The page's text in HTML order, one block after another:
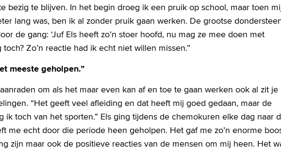
bezig te blijven. In het begin droeg ik een pruik op school, maar toen
lang was, ben ik al zonder pruik gaan werken. De grootse
de gang: ‘Juf Els heeft zo’n stoer hoofd, nu mag ze mee doen met
Zo’n reactie had ik echt niet willen missen.”
meeste geholpen.”
om als het maar even kan af en toe te gaan werken ook al zit je
“Het geeft veel afleiding en dat heeft mij goed gedaan, maar de
ik toch van het sporten.” Els ging tijdens de chemokuren elke dag naar
me echt door die periode heen geholpen. Het gaf me zo’n enorme
zijn maar ook de positieve reacties van de mensen om mij heen. Het